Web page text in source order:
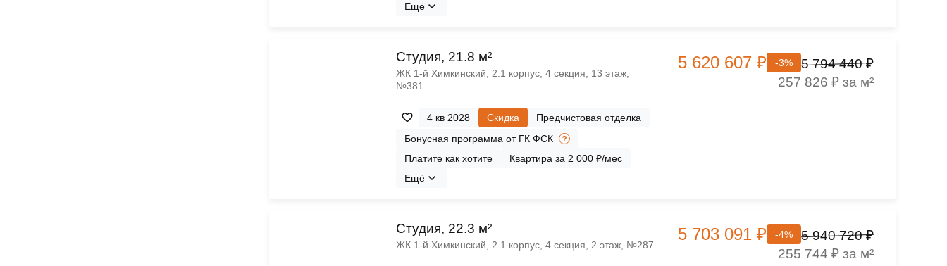
Ещё
Cтудия, 21.8 м²
ЖК 1‑й Химкинский, 2.1 корпус, 4 секция, 13 этаж,
№381
4 кв 2028 Скидка
Предчистовая отделка
Бонусная программа от ГК ФСК
Платите как хотите
Квартира за 2 000 ₽/мес
Ещё
5 620 607 ₽ -3%
5 794 440 ₽
257 826 ₽ за м²
Cтудия, 22.3 м²
ЖК 1‑й Химкинский, 2.1 корпус, 4 секция, 2 этаж, №287
5 703 091 ₽ -4%
5 940 720 ₽
255 744 ₽ за м²